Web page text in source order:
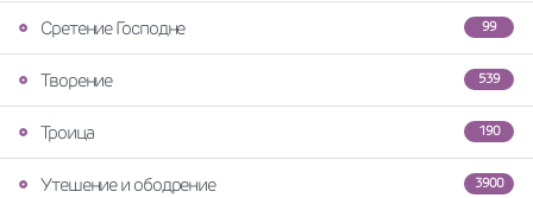
99
Сретение Господне
539
Творение
190
Троица
3900
Утешение и ободрение